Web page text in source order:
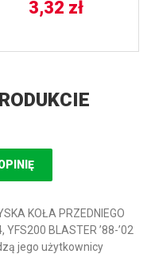
3,32 zł
KOŁA PRZEDNIEGO
YFS200 BLASTER ’88-’02
jego użytkownicy